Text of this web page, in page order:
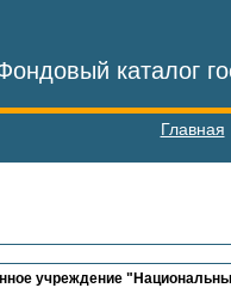
каталог
Главная
учреждение